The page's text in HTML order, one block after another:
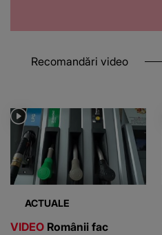
Recomandări video
ACTUALE
VIDEO Românii fac